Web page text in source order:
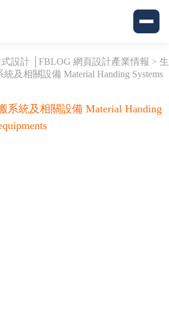
設計 │FBLOG 網頁設計產業情報 > 生
統及相關設備 Material Handing Systems
系統及相關設備 Material Handing